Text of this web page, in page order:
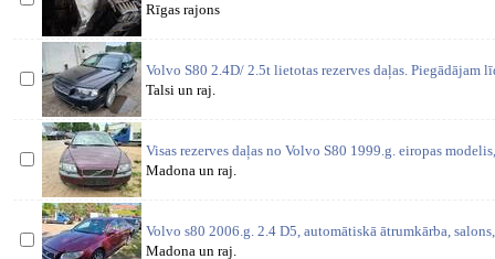
Rīgas rajons
Volvo S80 2.4D/ 2.5t lietotas rezerves daļas. Piegādājam
Talsi un raj.
Visas rezerves daļas no Volvo S80 1999.g. eiropas
Madona un raj.
Volvo s80 2006.g. 2.4 D5, automātiskā ātrumkārba,
Madona un raj.